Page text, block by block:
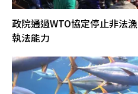
政院通過WTO協定停止非法
執法能力